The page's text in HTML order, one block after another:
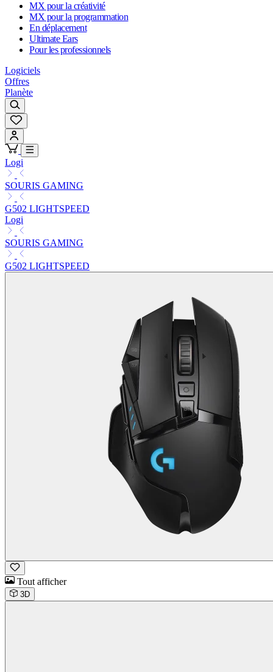
MX pour la créativité
MX pour la programmation
En déplacement
Ultimate Ears
Pour les professionnels
Logiciels
Offres
Planète
Logi
SOURIS GAMING
G502 LIGHTSPEED
Logi
SOURIS GAMING
G502 LIGHTSPEED
Tout afficher
3D